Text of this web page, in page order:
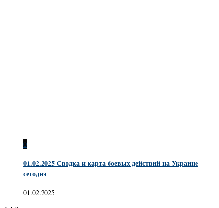
0
01.02.2025 Сводка и карта боевых действий на Украине
сегодня
01.02.2025